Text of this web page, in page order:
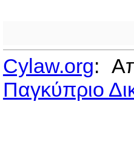
Cylaw.org:
Παγκύπριο